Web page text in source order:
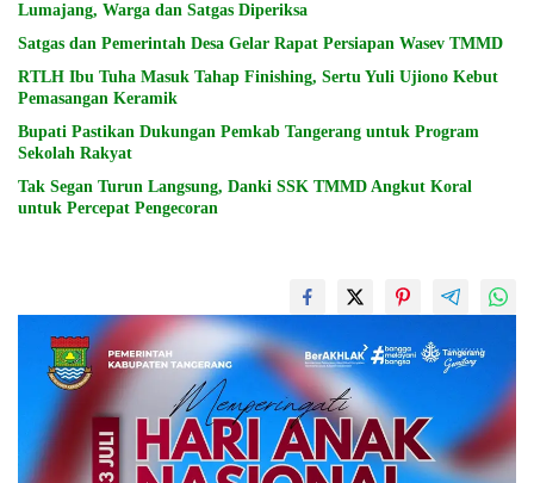
Lumajang, Warga dan Satgas Diperiksa
Satgas dan Pemerintah Desa Gelar Rapat Persiapan Wasev TMMD
RTLH Ibu Tuha Masuk Tahap Finishing, Sertu Yuli Ujiono Kebut
Pemasangan Keramik
Bupati Pastikan Dukungan Pemkab Tangerang untuk Program
Sekolah Rakyat
Tak Segan Turun Langsung, Danki SSK TMMD Angkut Koral
untuk Percepat Pengecoran